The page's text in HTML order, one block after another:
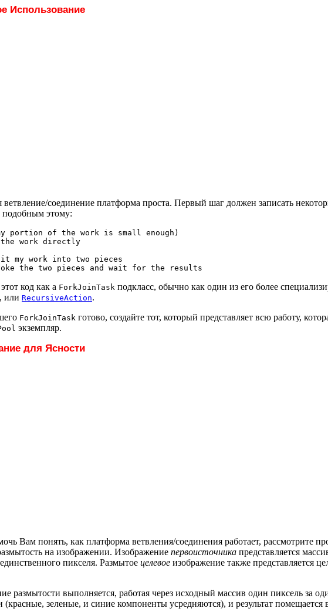
Использование
ветвление/соединение платформа проста. Первый шаг должен записать
подобным этому:
portion of the work is small enough)
work directly
my work into two pieces
код как a ForkJoinTask подкласс, обычно как один из его более
или RecursiveAction.
ForkJoinTask готово, создайте тот, который представляет всю работу,
экземпляр.
для Ясности
Вам понять, как платформа ветвления/соединения работает, рассмотрите
на изображении. Изображение первоисточника представляется
пикселя. Размытое целевое изображение также представляется
размытости выполняется, работая через исходный массив один пиксель за
(красные, зеленые, и синие компоненты усредняются), и результат